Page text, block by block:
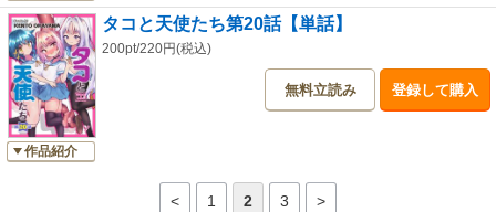
作品紹介
タコと天使たち第20話【単話】
200pt/220円(税込)
無料立読み 登録して購入
< 1 2 3 >